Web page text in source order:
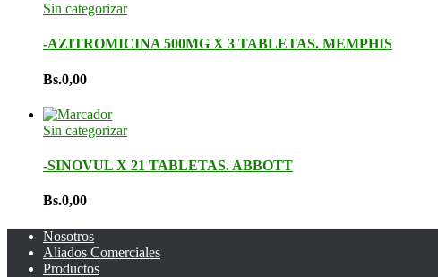
Sin categorizar
-AZITROMICINA 500MG X 3 TABLETAS. MEMPHIS
Bs.0,00
Sin categorizar
-SINOVUL X 21 TABLETAS. ABBOTT
Bs.0,00
Nosotros
Aliados Comerciales
Productos